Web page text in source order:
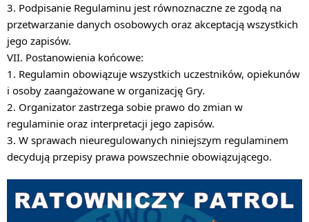
3. Podpisanie Regulaminu jest równoznaczne ze zgodą na
przetwarzanie danych osobowych oraz akceptacją wszystkich
jego zapisów.
VII. Postanowienia końcowe:
1. Regulamin obowiązuje wszystkich uczestników, opiekunów
i osoby zaangażowane w organizację Gry.
2. Organizator zastrzega sobie prawo do zmian w
regulaminie oraz interpretacji jego zapisów.
3. W sprawach nieuregulowanych niniejszym regulaminem
decydują przepisy prawa powszechnie obowiązującego.